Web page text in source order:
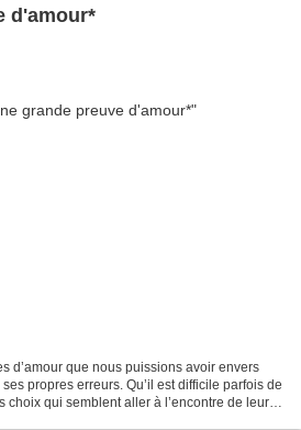
d'amour*
d’amour que nous puissions avoir envers
propres erreurs. Qu’il est difficile parfois de
choix qui semblent aller à l’encontre de leur